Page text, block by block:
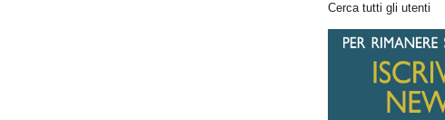
Cerca tutti gli utenti